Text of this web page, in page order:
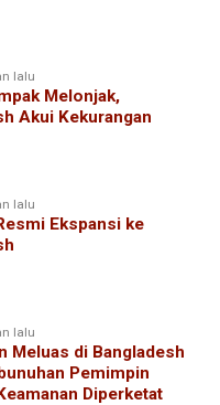
lalu
Melonjak,
Akui Kekurangan
lalu
Ekspansi ke
lalu
Meluas di Bangladesh
Pemimpin
Diperketat